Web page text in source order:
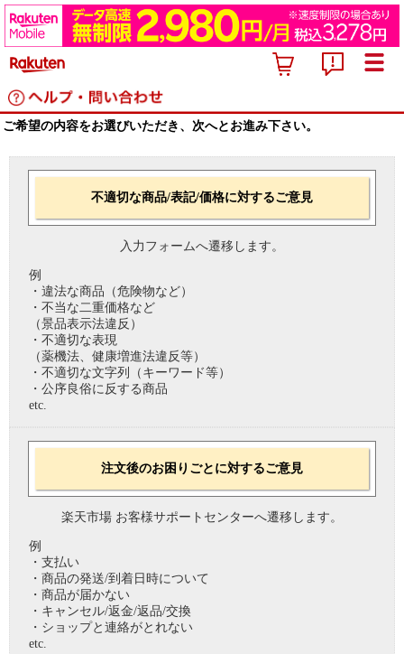
ご希望の内容をお選びいただき、次へとお進み下さい。
不適切な商品/表記/価格に対するご意見
入力フォームへ遷移します。
例
・違法な商品（危険物など）
・不当な二重価格など
（景品表示法違反）
・不適切な表現
（薬機法、健康増進法違反等）
・不適切な文字列（キーワード等）
・公序良俗に反する商品
etc.
注文後のお困りごとに対するご意見
楽天市場 お客様サポートセンターへ遷移します。
例
・支払い
・商品の発送/到着日時について
・商品が届かない
・キャンセル/返金/返品/交換
・ショップと連絡がとれない
etc.